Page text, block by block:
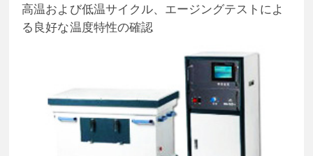
高温および低温サイクル、エージングテストによ
る良好な温度特性の確認